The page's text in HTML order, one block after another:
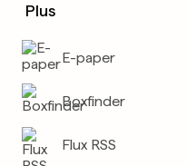
Plus
E-paper
Boxfinder
Flux RSS